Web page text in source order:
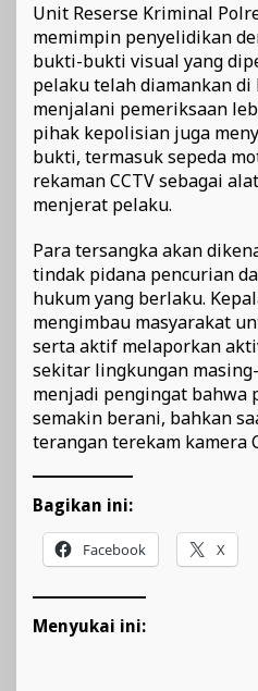
Unit Reserse Kriminal
memimpin penyelidikan
bukti-bukti visual yang
pelaku telah diamankan
menjalani pemeriksaan
pihak kepolisian juga
bukti, termasuk sepeda
rekaman CCTV sebagai
menjerat pelaku.
Para tersangka akan
tindak pidana pencurian
hukum yang berlaku.
mengimbau masyarakat
serta aktif melaporkan
sekitar lingkungan
menjadi pengingat bahwa
semakin berani, bahkan
terangan terekam kamera
Bagikan ini:
Facebook X
Menyukai ini: